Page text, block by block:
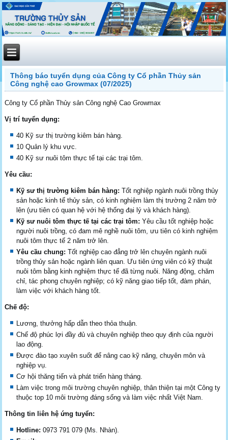
Thông báo tuyển dụng của Công ty Cổ phần Thủy sản
Công nghệ cao Growmax (07/2025)
Công ty Cổ phần Thủy sản Công nghệ Cao Growmax
Vị trí tuyển dụng:
40 Kỹ sư thị trường kiêm bán hàng.
10 Quản lý khu vực.
40 Kỹ sư nuôi tôm thực tế tại các trại tôm.
Yêu cầu:
Kỹ sư thị trường kiêm bán hàng: Tốt nghiệp ngành nuôi trồng thủy
sản hoặc kinh tế thủy sản, có kinh nghiệm làm thị trường 2 năm trở
lên (ưu tiên có quan hệ với hệ thống đại lý và khách hàng).
Kỹ sư nuôi tôm thực tế tại các trại tôm: Yêu cầu tốt nghiệp hoặc
người nuôi trồng, có đam mê nghề nuôi tôm, ưu tiên có kinh nghiệm
nuôi tôm thực tế 2 năm trở lên.
Yêu cầu chung: Tốt nghiệp cao đẳng trở lên chuyên ngành nuôi
trồng thủy sản hoặc ngành liên quan. Ưu tiên ứng viên có kỹ thuật
nuôi tôm bằng kinh nghiệm thực tế đã từng nuôi. Năng động, chăm
chỉ, tác phong chuyên nghiệp; có kỹ năng giao tiếp tốt, đàm phán,
làm việc với khách hàng tốt.
Chế độ:
Lương, thưởng hấp dẫn theo thỏa thuận.
Chế độ phúc lợi đầy đủ và chuyên nghiệp theo quy định của người
lao động.
Được đào tạo xuyên suốt để nâng cao kỹ năng, chuyên môn và
nghiệp vụ.
Cơ hội thăng tiến và phát triển hàng tháng.
Làm việc trong môi trường chuyên nghiệp, thân thiện tại một Công ty
thuộc top 10 môi trường đáng sống và làm việc nhất Việt Nam.
Thông tin liên hệ ứng tuyển:
Hotline: 0973 791 079 (Ms. Nhàn).